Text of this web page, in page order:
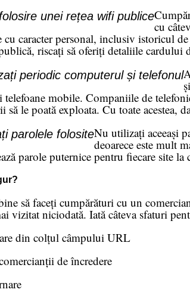
unei rețea wifi publice
cu
cu caracter personal, inclusiv istoricul
riscați să oferiți detaliile cardului
periodic computerul și telefonul
telefoane mobile. Companiile de
să le poată exploata. Cu toate
parolele folositeNu utilizați aceeași
deoarece este mult
parole puternice pentru fiecare site la
să faceți cumpărături cu un
vizitat niciodată. Iată câteva sfaturi
din colțul câmpului URL
de încredere